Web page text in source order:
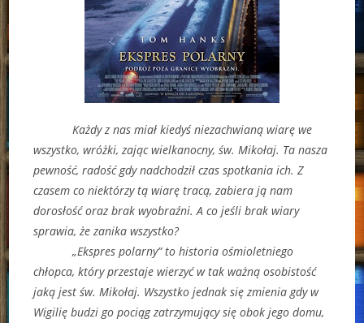
Każdy z nas miał kiedyś niezachwianą wiarę we
wszystko, wróżki, zając wielkanocny, św. Mikołaj. Ta nasza
pewność, radość gdy nadchodził czas spotkania ich. Z
czasem co niektórzy tą wiarę tracą, zabiera ją nam
dorosłość oraz brak wyobraźni. A co jeśli brak wiary
sprawia, że zanika wszystko?
„Ekspres polarny” to historia ośmioletniego
chłopca, który przestaje wierzyć w tak ważną osobistość
jaką jest św. Mikołaj. Wszystko jednak się zmienia gdy w
Wigilię budzi go pociąg zatrzymujący się obok jego domu,